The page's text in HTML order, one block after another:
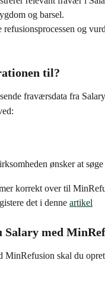
og barsel.
og
til?
fraværsdata fra
ønsker at søge
korrekt over til
det i denne artikel
Salary med
MinRefusion skal du